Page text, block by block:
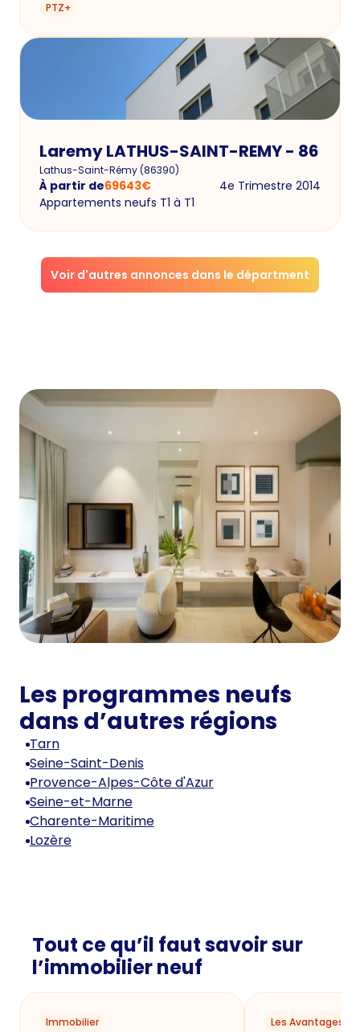
PTZ+
Laremy LATHUS-SAINT-REMY - 86
Lathus-Saint-Rémy(86390)
À partir de69643€
4e Trimestre 2014
Appartements neufs T1 à T1
Voir d'autres annonces dans le départment
Les programmes neufs
dans d’autres régions
Tarn
Seine-Saint-Denis
Provence-Alpes-Côte d'Azur
Seine-et-Marne
Charente-Maritime
Lozère
Tout ce qu’il faut savoir sur
l’immobilier neuf
Immobilier Les Avantages